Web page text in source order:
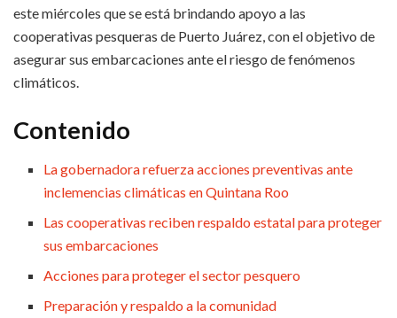
este miércoles que se está brindando apoyo a las
cooperativas pesqueras de Puerto Juárez, con el objetivo de
asegurar sus embarcaciones ante el riesgo de fenómenos
climáticos.
Contenido
La gobernadora refuerza acciones preventivas ante
inclemencias climáticas en Quintana Roo
Las cooperativas reciben respaldo estatal para proteger
sus embarcaciones
Acciones para proteger el sector pesquero
Preparación y respaldo a la comunidad